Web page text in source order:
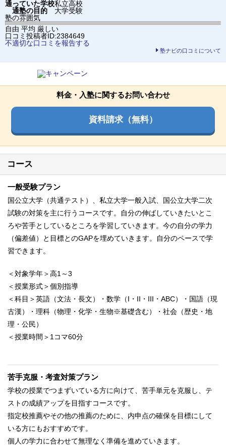
通っていた学校私立高校
通塾の目的
大学受験
塾の雰囲気
自由 平均 厳しい
口コミ投稿者ID:2384649
不適切な口コミを報告する
塾ナビの口コミについて
料金・入塾に関するお問い合わせ
資料請求（無料）
コース
一般受験プラン
国公立大学（共通テスト）、私立大学一般入試、国公立大学二次
試験の対策を主に行うコースです。自分の伸ばしていきたいとこ
ろや苦手としているところを学習していきます。今の自分の学力
（偏差値）と目標とのGAPを埋めていきます。自分のペースで学
習できます。
＜対象学年＞高1～3
＜授業形式＞個別指導
＜科目＞英語（文法・長文）・数学（I・II・III・ABC）・国語（現
古漢）・理科（物理・化学・生物※基礎含む）・社会（歴史・地
理・公民）
＜授業時間＞1コマ60分
苦手克服・考査対策プラン
学校の授業でつまずいている方に向けて、苦手単元を克服し、テ
ストの成績アップを目指すコースです。
指定校推薦やその他の推薦のために、内申点の確保を目標にして
いる方にもおすすめです。
個人の学力に合わせて無理なく準備を進めていきます。